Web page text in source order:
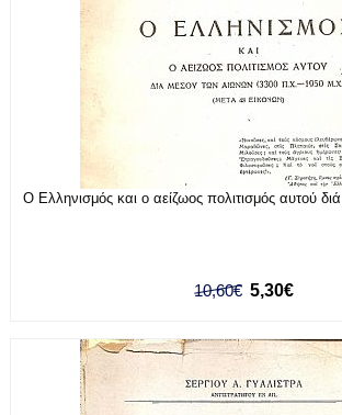
Ο Ελληνισμός και ο αείζωος πολιτισμός αυτού
10,60€ 5,30€